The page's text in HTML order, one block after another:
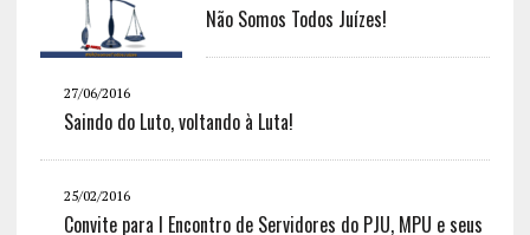
Não Somos Todos Juízes!
27/06/2016
Saindo do Luto, voltando à Luta!
25/02/2016
Convite para I Encontro de Servidores do PJU, MPU e seus